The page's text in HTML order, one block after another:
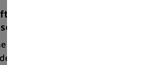
zum sparsamen Umgang
auf
Ressourcen schwinden bei
Hitze und Trockenheit